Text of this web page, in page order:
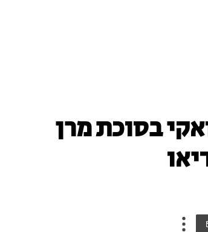
בסוכת מרן